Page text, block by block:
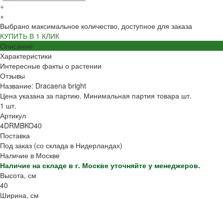
+
×
Выбрано максимальное количество, доступное для заказа
КУПИТЬ В 1 КЛИК
Описание
Характеристики
Интересные факты о растении
Отзывы
Название: Dracaena bright
Цена указана за партию. Минимальная партия товара шт.
1 шт.
Артикул
4DRMBKO40
Поставка
Под заказ (со склада в Нидерландах)
Наличие в Москве
Наличие на складе в г. Москве уточняйте у менеджеров.
Высота, см
40
Ширина, см